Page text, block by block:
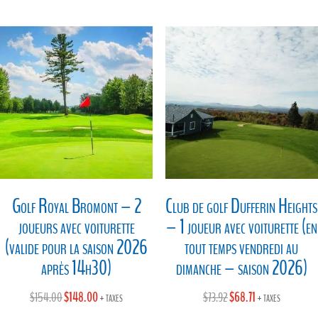
était :
$260.00.$200.05.
était :
$113.06.
est :
$95.00.
Golf Royal Bromont – 2
joueurs avec voiturette
(valide pour la saison 2026
après 14h30)
$154.00Le
$148.00Le+ taxes
Club de golf Dufferin Heights
– 1 joueur avec voiturette (en
tout temps vendredi au
dimanche – saison 2026)
$73.92Le
$68.71Le+ taxes